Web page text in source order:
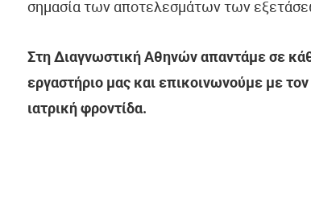
σημασία των αποτελεσμάτων των
Στη Διαγνωστική Αθηνών απαντάμε σε
εργαστήριο μας και επικοινωνούμε με
ιατρική φροντίδα.